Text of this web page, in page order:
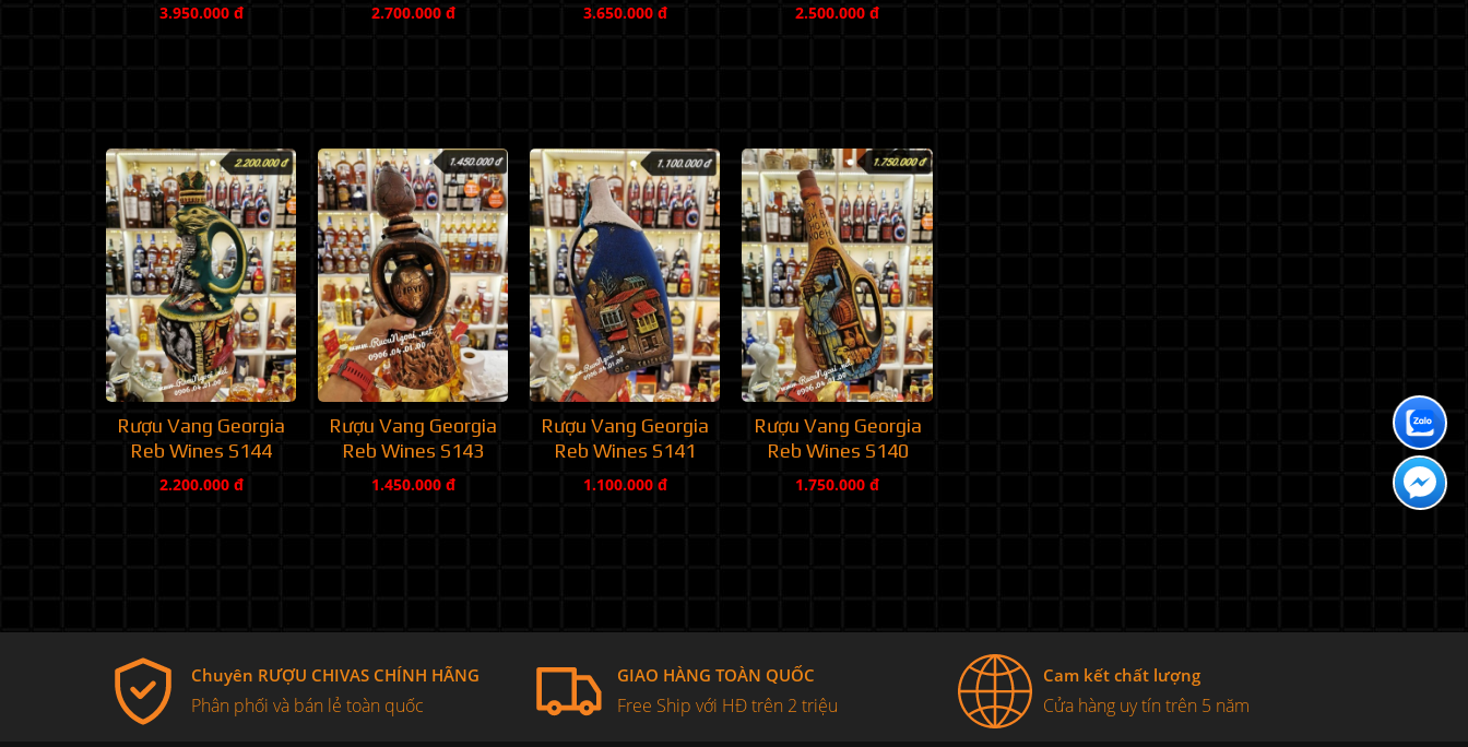
3.950.000 đ 2.700.000 đ 3.650.000 đ 2.500.000 đ
Rượu Vang Georgia
Reb Wines S144
2.200.000 đ
Rượu Vang Georgia
Reb Wines S143
1.450.000 đ
Rượu Vang Georgia
Reb Wines S141
1.100.000 đ
Rượu Vang Georgia
Reb Wines S140
1.750.000 đ
Chuyên RƯỢU CHIVAS CHÍNH HÃNG
Phân phối và bán lẻ toàn quốc
GIAO HÀNG TOÀN QUỐC
Free Ship với HĐ trên 2 triệu
Cam kết chất lượng
Cửa hàng uy tín trên 5 năm